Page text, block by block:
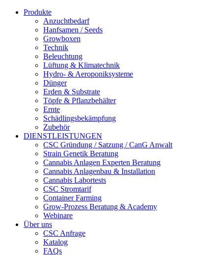
Produkte
Anzuchtbedarf
Hanfsamen / Seeds
Growboxen
Technik
Beleuchtung
Lüftung & Klimatechnik
Hydro- & Aeroponiksysteme
Dünger
Erden & Substrate
Töpfe & Pflanzbehälter
Ernte
Schädlingsbekämpfung
Zubehör
DIENSTLEISTUNGEN
CSC Gründung / Satzung / CanG Anwalt
Strain Genetik Beratung
Cannabis Anlagen Experten Beratung
Cannabis Anlagenbau & Installation
Cannabis Labortests
CSC Stromtarif
Container Farming
Grow-Prozess Beratung & Academy
Webinare
Über uns
CSC Anfrage
Katalog
FAQs